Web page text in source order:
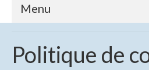
Menu
Actualités
Politique de